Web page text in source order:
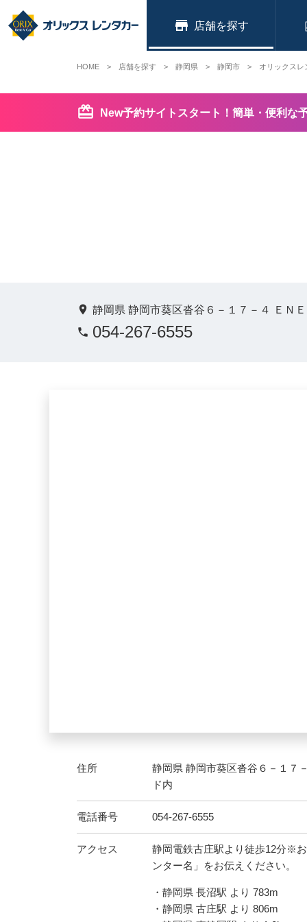
店舗
New予約サイトスタート！簡単・便利な
静岡県 静岡市葵区沓谷６－１７－４ ＥＮ
054-267-6555
住所
静岡県 静岡市葵区沓谷６－１７
ド内
電話番号 054-267-6555
アクセス
静岡電鉄古庄駅より徒歩12分※
ンター名」をお伝えください。
・静岡県 長沼駅 より 783m
・静岡県 古庄駅 より 806m
HOME 店舗を探す 静岡県 静岡市 オリックスレ